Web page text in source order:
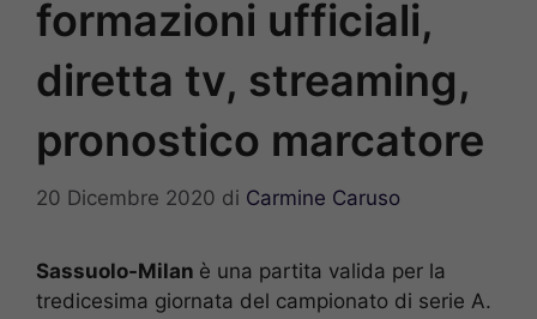
formazioni ufficiali,
diretta tv, streaming,
pronostico marcatore
20 Dicembre 2020 di Carmine Caruso
Sassuolo-Milan è una partita valida per la
tredicesima giornata del campionato di serie A.